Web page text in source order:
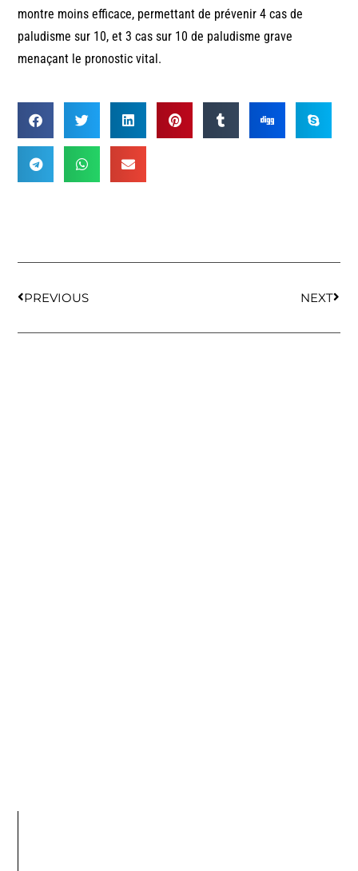
montre moins efficace, permettant de prévenir 4 cas de
paludisme sur 10, et 3 cas sur 10 de paludisme grave
menaçant le pronostic vital.
PREVIOUS NEXT